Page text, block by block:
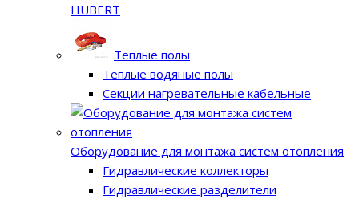
HUBERT
Теплые полы
Теплые водяные полы
Секции нагревательные кабельные
Оборудование для монтажа систем отопления
Гидравлические коллекторы
Гидравлические разделители